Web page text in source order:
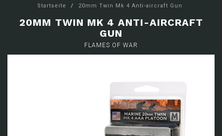
Startseite / 20mm Twin Mk 4 Anti-aircraft Gun
20MM TWIN MK 4 ANTI-AIRCRAFT
GUN
FLAMES OF WAR